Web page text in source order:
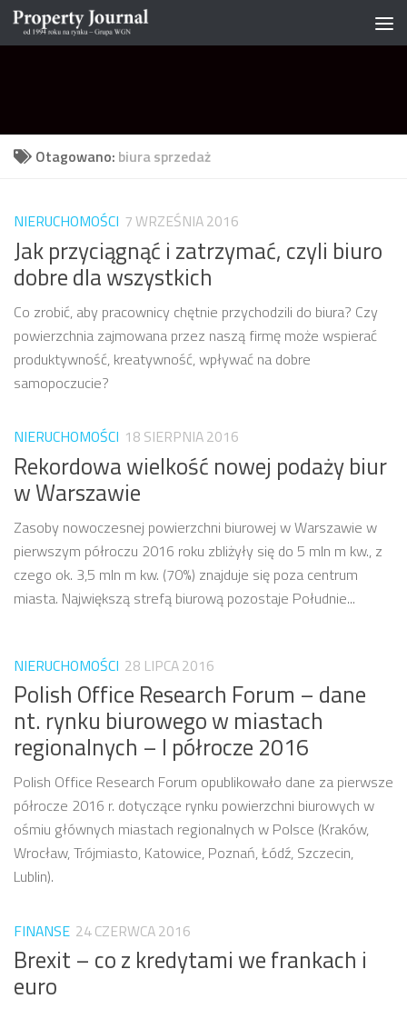
Skip to content
Otagowano: biura sprzedaż
NIERUCHOMOŚCI 7 WRZEŚNIA 2016
Jak przyciągnąć i zatrzymać, czyli biuro
dobre dla wszystkich
Co zrobić, aby pracownicy chętnie przychodzili do biura? Czy
powierzchnia zajmowana przez naszą firmę może wspierać
produktywność, kreatywność, wpływać na dobre
samopoczucie?
NIERUCHOMOŚCI 18 SIERPNIA 2016
Rekordowa wielkość nowej podaży biur
w Warszawie
Zasoby nowoczesnej powierzchni biurowej w Warszawie w
pierwszym półroczu 2016 roku zbliżyły się do 5 mln m kw., z
czego ok. 3,5 mln m kw. (70%) znajduje się poza centrum
miasta. Największą strefą biurową pozostaje Południe...
NIERUCHOMOŚCI 28 LIPCA 2016
Polish Office Research Forum – dane
nt. rynku biurowego w miastach
regionalnych – I półrocze 2016
Polish Office Research Forum opublikowało dane za pierwsze
półrocze 2016 r. dotyczące rynku powierzchni biurowych w
ośmiu głównych miastach regionalnych w Polsce (Kraków,
Wrocław, Trójmiasto, Katowice, Poznań, Łódź, Szczecin,
Lublin).
FINANSE 24 CZERWCA 2016
Brexit – co z kredytami we frankach i
euro